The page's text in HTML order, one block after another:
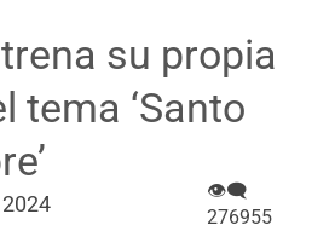
su propia
tema ‘Santo
👁‍🗨
276955